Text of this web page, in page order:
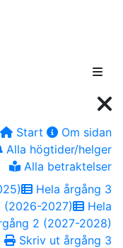
Start
Om sidan
Alla högtider/helger
Alla betraktelser
Hela årgång 3
(2026-2027)
Hela
2 (2027-2028)
Skriv ut årgång 3